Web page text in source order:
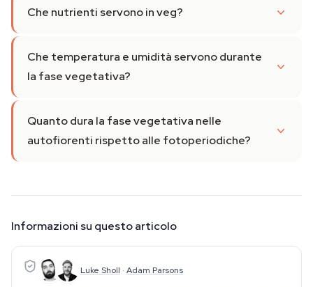
Che nutrienti servono in veg?
Che temperatura e umidità servono durante
la fase vegetativa?
Quanto dura la fase vegetativa nelle
autofiorenti rispetto alle fotoperiodiche?
Informazioni su questo articolo
Luke Sholl · Adam Parsons